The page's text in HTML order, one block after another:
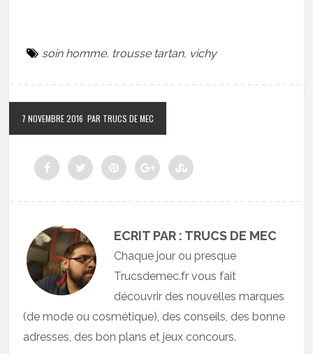
soin homme, trousse tartan, vichy
7 NOVEMBRE 2016 PAR TRUCS DE MEC
ECRIT PAR : TRUCS DE MEC
Chaque jour ou presque
Trucsdemec.fr vous fait
découvrir des nouvelles marques
(de mode ou cosmétique), des conseils, des bonne
adresses, des bon plans et jeux concours.